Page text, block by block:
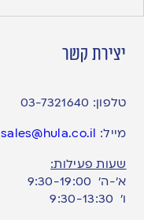
יצירת קשר
טלפון: 03-7321640
מייל: sales@hula.co.il
שעות פעילות:
א’-ה’ 9:30-19:00
ו׳ 9:30-13:30